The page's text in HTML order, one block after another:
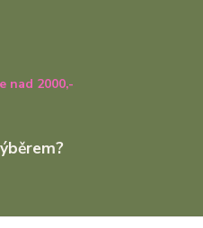
nad 2000,-